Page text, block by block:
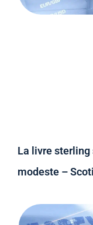
La livre sterling
modeste –